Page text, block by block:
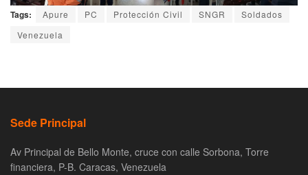
Tags: Apure PC Protección Civil SNGR
Soldados
Venezuela
Sede Principal
Av Principal de Bello Monte, cruce con calle Sorbona, Torre
financiera, P-B. Caracas, Venezuela